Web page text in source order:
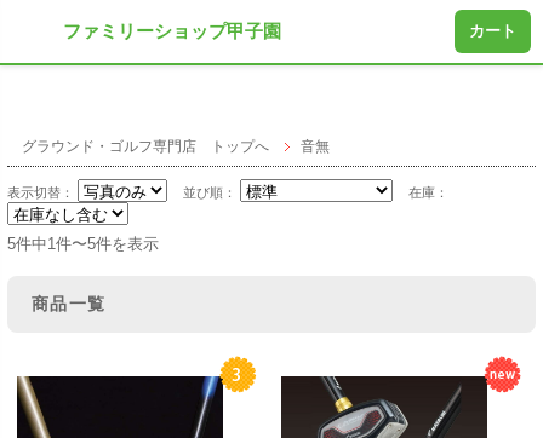
グラウンド・ゴルフ専門店 トップへ 音無
表示切替： 並び順： 在庫：
5件中1件〜5件を表示
商品一覧
ファミリーショップ甲子園 カート